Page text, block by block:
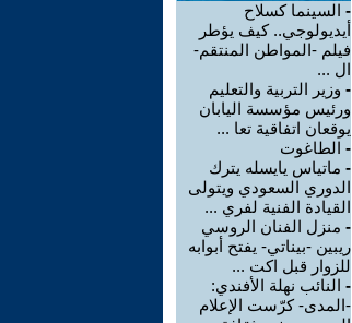
- السينما كسلاح
أيديولوجي.. كيف يؤطر
فيلم -المواطن المنتقم-
ال ...
- وزير التربية والتعليم
ورئيس مؤسسة اليابان
يوقعان اتفاقية تعا ...
- الطاغوت
- ماتياس يايسله يترك
الدوري السعودي ويتولى
القيادة الفنية لفري ...
- منزل الفنان الروسي
ريبين -بيناتي- يفتح أبوابه
للزوار قبل اكت ...
- النائب نهلة الأفندي:
-المدى- كرّست الإعلام